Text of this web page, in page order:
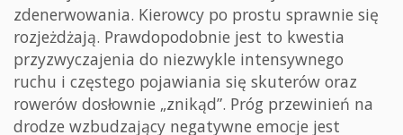
zdenerwowania. Kierowcy po prostu sprawnie się
rozjeżdżają. Prawdopodobnie jest to kwestia
przyzwyczajenia do niezwykle intensywnego
ruchu i częstego pojawiania się skuterów oraz
rowerów dosłownie „znikąd”. Próg przewinień na
drodze wzbudzający negatywne emocje jest